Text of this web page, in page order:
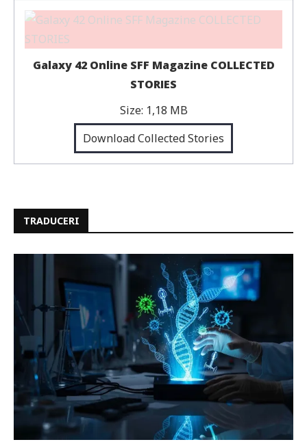
Galaxy 42 Online SFF Magazine COLLECTED
STORIES
Size: 1,18 MB
Download Collected Stories
TRADUCERI